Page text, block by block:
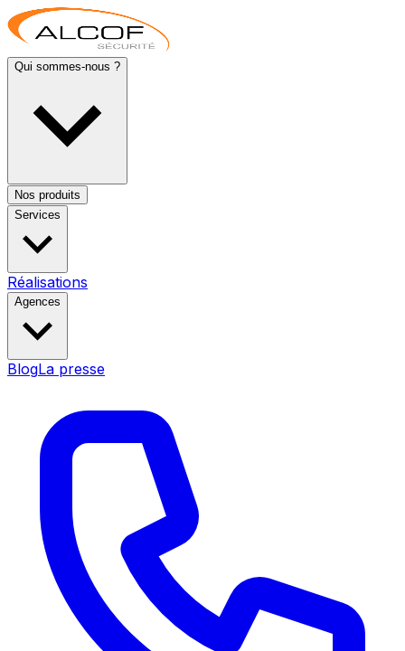
Qui sommes-nous ?
Nos produits
Services
Réalisations
Agences
BlogLa presse